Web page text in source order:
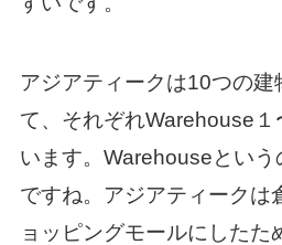
アジアティークは10つの建
て、それぞれWarehouse
います。Warehouseとい
ですね。アジアティークは
ョッピングモールにしたた